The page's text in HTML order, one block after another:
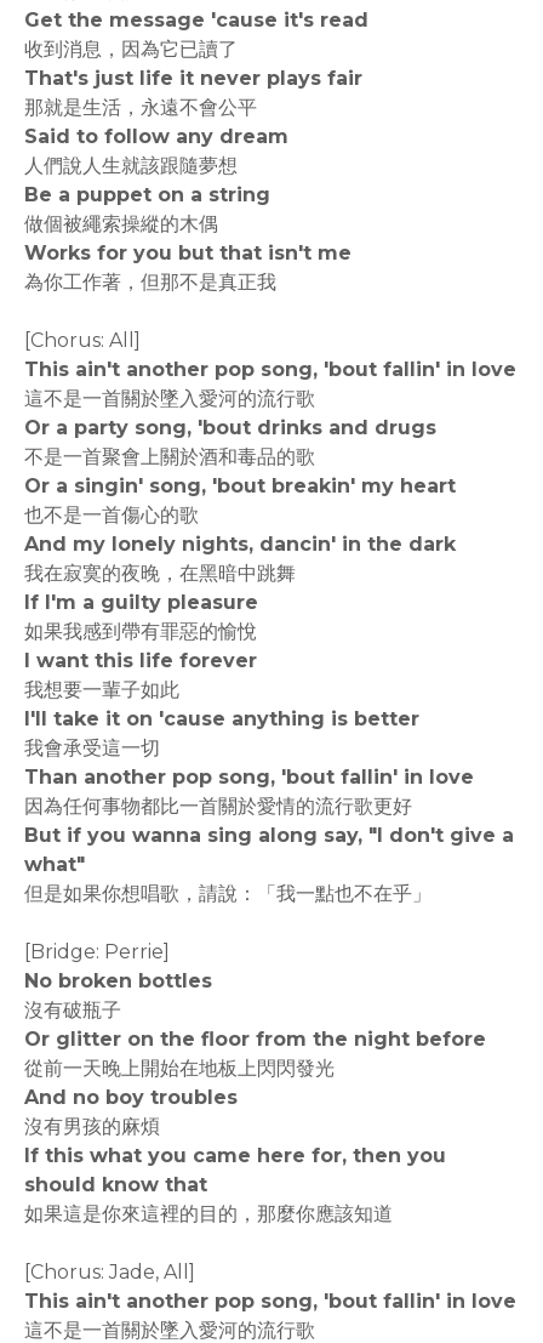
Get the message 'cause it's read
收到消息，因為它已讀了
That's just life it never plays fair
那就是生活，永遠不會公平
Said to follow any dream
人們說人生就該跟隨夢想
Be a puppet on a string
做個被繩索操縱的木偶
Works for you but that isn't me
為你工作著，但那不是真正我
[Chorus: All]
This ain't another pop song, 'bout fallin' in love
這不是一首關於墜入愛河的流行歌
Or a party song, 'bout drinks and drugs
不是一首聚會上關於酒和毒品的歌
Or a singin' song, 'bout breakin' my heart
也不是一首傷心的歌
And my lonely nights, dancin' in the dark
我在寂寞的夜晚，在黑暗中跳舞
If I'm a guilty pleasure
如果我感到帶有罪惡的愉悅
I want this life forever
我想要一輩子如此
I'll take it on 'cause anything is better
我會承受這一切
Than another pop song, 'bout fallin' in love
因為任何事物都比一首關於愛情的流行歌更好
But if you wanna sing along say, "I don't give a
what"
但是如果你想唱歌，請說：「我一點也不在乎」
[Bridge: Perrie]
No broken bottles
沒有破瓶子
Or glitter on the floor from the night before
從前一天晚上開始在地板上閃閃發光
And no boy troubles
沒有男孩的麻煩
If this what you came here for, then you
should know that
如果這是你來這裡的目的，那麼你應該知道
[Chorus: Jade, All]
This ain't another pop song, 'bout fallin' in love
這不是一首關於墜入愛河的流行歌